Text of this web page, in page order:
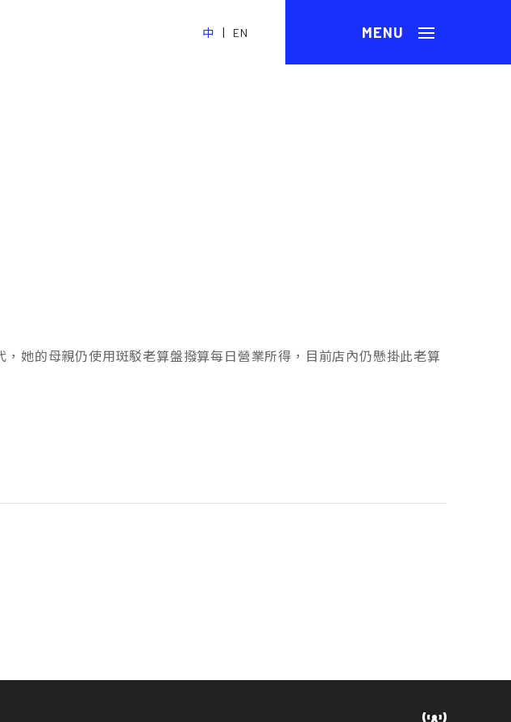
中 | EN
她的母親仍使用斑駁老算盤撥算每日營業所得，目前店內仍懸掛此老算